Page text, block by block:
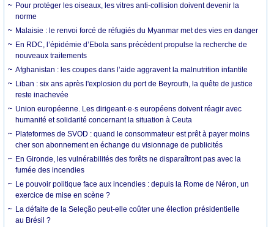
Pour protéger les oiseaux, les vitres anti-collision doivent devenir la
norme
Malaisie : le renvoi forcé de réfugiés du Myanmar met des vies en danger
En RDC, l’épidémie d’Ebola sans précédent propulse la recherche de
nouveaux traitements
Afghanistan : les coupes dans l’aide aggravent la malnutrition infantile
Liban : six ans après l'explosion du port de Beyrouth, la quête de justice
reste inachevée
Union européenne. Les dirigeant·e·s européens doivent réagir avec
humanité et solidarité concernant la situation à Ceuta
Plateformes de SVOD : quand le consommateur est prêt à payer moins
cher son abonnement en échange du visionnage de publicités
En Gironde, les vulnérabilités des forêts ne disparaîtront pas avec la
fumée des incendies
Le pouvoir politique face aux incendies : depuis la Rome de Néron, un
exercice de mise en scène ?
La défaite de la Seleção peut-elle coûter une élection présidentielle
au Brésil ?